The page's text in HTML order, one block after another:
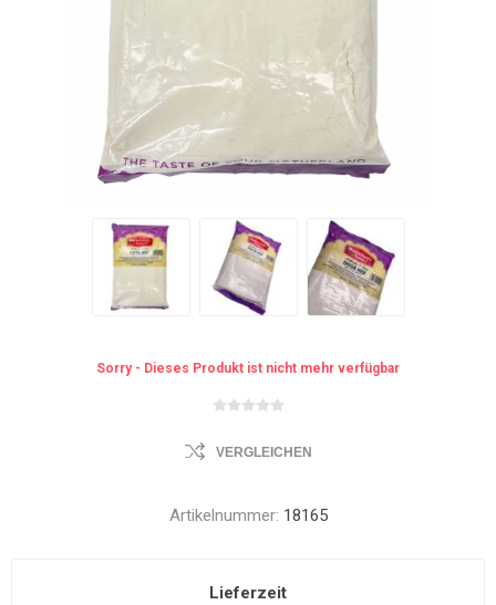
Sorry - Dieses Produkt ist nicht mehr verfügbar
VERGLEICHEN
Artikelnummer: 18165
Lieferzeit